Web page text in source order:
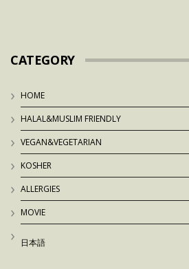
CATEGORY
HOME
HALAL&MUSLIM FRIENDLY
VEGAN&VEGETARIAN
KOSHER
ALLERGIES
MOVIE
日本語